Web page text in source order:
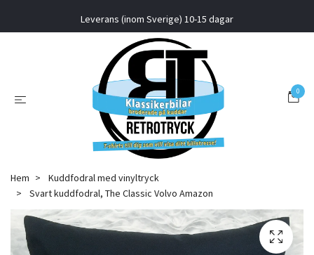
Leverans (inom Sverige) 10-15 dagar
0
Hem
Kuddfodral med vinyltryck
Svart kuddfodral, The Classic Volvo Amazon